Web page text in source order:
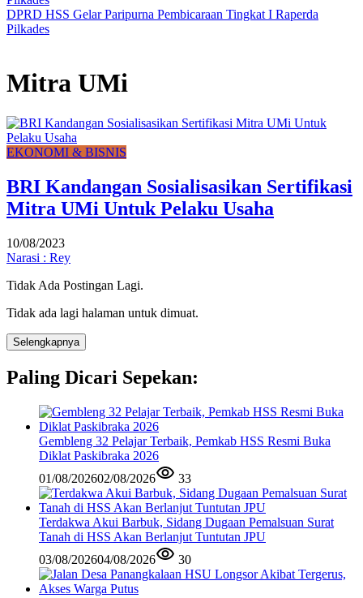
DPRD HSS Gelar Paripurna Pembicaraan Tingkat I Raperda
Pilkades
Mitra UMi
EKONOMI & BISNIS
BRI Kandangan Sosialisasikan Sertifikasi
Mitra UMi Untuk Pelaku Usaha
10/08/2023
Narasi : Rey
Tidak Ada Postingan Lagi.
Tidak ada lagi halaman untuk dimuat.
Selengkapnya
Paling Dicari Sepekan:
Gembleng 32 Pelajar Terbaik, Pemkab HSS Resmi Buka
Diklat Paskibraka 2026
01/08/202602/08/2026 33
Terdakwa Akui Barbuk, Sidang Dugaan Pemalsuan Surat
Tanah di HSS Akan Berlanjut Tuntutan JPU
03/08/202604/08/2026 30